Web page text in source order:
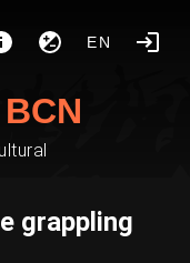
EN
grappling